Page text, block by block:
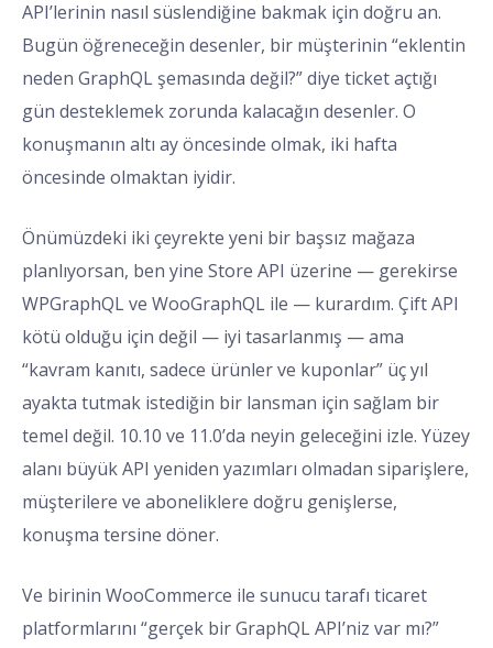
API’lerinin nasıl süslendiğine bakmak için doğru an.
Bugün öğreneceğin desenler, bir müşterinin “eklentin
neden GraphQL şemasında değil?” diye ticket açtığı
gün desteklemek zorunda kalacağın desenler. O
konuşmanın altı ay öncesinde olmak, iki hafta
öncesinde olmaktan iyidir.
Önümüzdeki iki çeyrekte yeni bir başsız mağaza
planlıyorsan, ben yine Store API üzerine — gerekirse
WPGraphQL ve WooGraphQL ile — kurardım. Çift API
kötü olduğu için değil — iyi tasarlanmış — ama
“kavram kanıtı, sadece ürünler ve kuponlar” üç yıl
ayakta tutmak istediğin bir lansman için sağlam bir
temel değil. 10.10 ve 11.0’da neyin geleceğini izle. Yüzey
alanı büyük API yeniden yazımları olmadan siparişlere,
müşterilere ve aboneliklere doğru genişlerse,
konuşma tersine döner.
Ve birinin WooCommerce ile sunucu tarafı ticaret
platformlarını “gerçek bir GraphQL API’niz var mı?”